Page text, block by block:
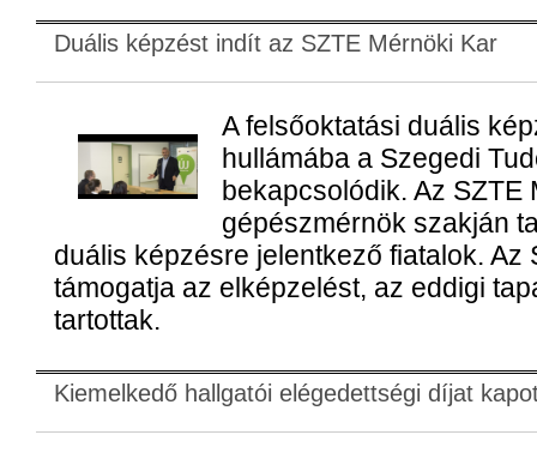
Duális képzést indít az SZTE Mérnöki Kar
A felsőoktatási duális
hullámába a Szegedi
bekapcsolódik. Az SZTE
gépészmérnök szakján
duális képzésre jelentkező fiatalok. Az
támogatja az elképzelést, az eddigi
tartottak.
Kiemelkedő hallgatói elégedettségi díjat